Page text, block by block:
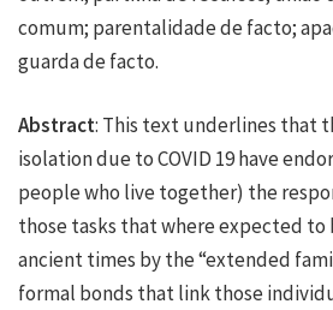
comum; parentalidade de facto;
guarda de facto.
Abstract: This text underlines that
isolation due to COVID 19 have
people who live together) the
those tasks that where expected
ancient times by the “extended
formal bonds that link those